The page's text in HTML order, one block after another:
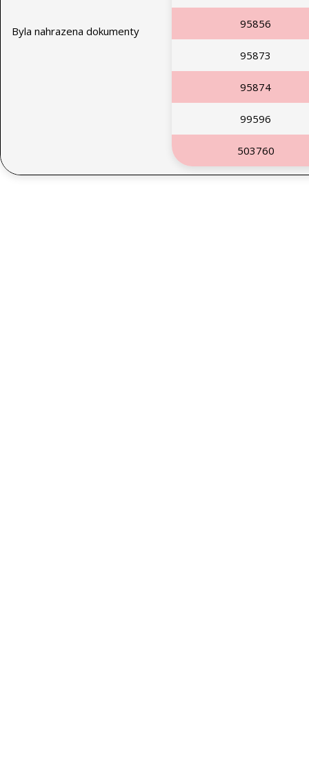
Byla nahrazena dokumenty
95856
95873
95874
99596
503760